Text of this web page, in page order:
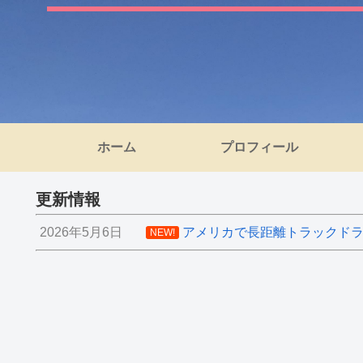
ホーム プロフィール
更新情報
2026年5月6日 NEW! アメリカで長距離トラックド